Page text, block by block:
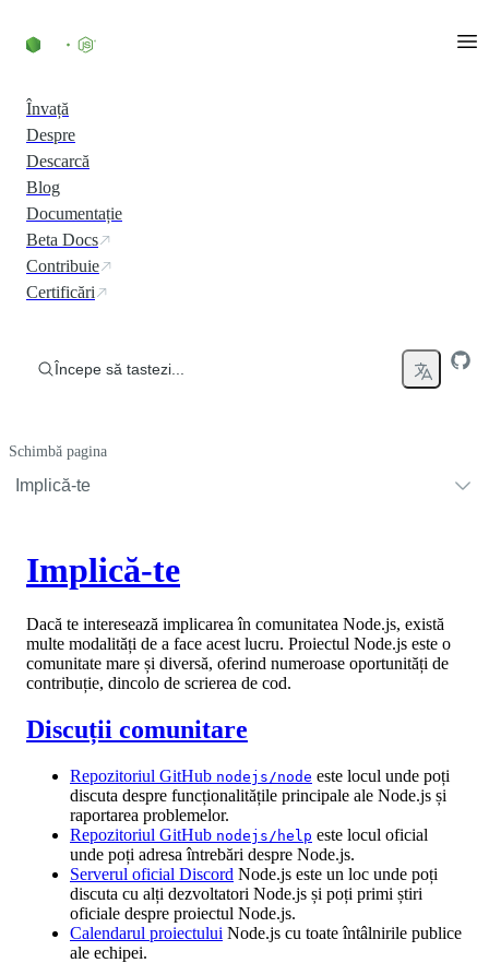
Învață
Despre
Descarcă
Blog
Documentație
Beta Docs
Contribuie
Certificări
Începe să tastezi...
Schimbă pagina
Implică-te
Implică-te
Dacă te interesează implicarea în comunitatea Node.js, există
multe modalități de a face acest lucru. Proiectul Node.js este o
comunitate mare și diversă, oferind numeroase oportunități de
contribuție, dincolo de scrierea de cod.
Discuții comunitare
Repozitoriul GitHub nodejs/node este locul unde poți
discuta despre funcționalitățile principale ale Node.js și
raportarea problemelor.
Repozitoriul GitHub nodejs/help este locul oficial
unde poți adresa întrebări despre Node.js.
Serverul oficial Discord Node.js este un loc unde poți
discuta cu alți dezvoltatori Node.js și poți primi știri
oficiale despre proiectul Node.js.
Calendarul proiectului Node.js cu toate întâlnirile publice
ale echipei.